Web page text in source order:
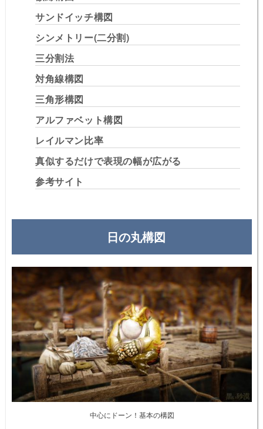
サンドイッチ構図
シンメトリー(二分割)
三分割法
対角線構図
三角形構図
アルファベット構図
レイルマン比率
真似するだけで表現の幅が広がる
参考サイト
日の丸構図
中心にドーン！基本の構図